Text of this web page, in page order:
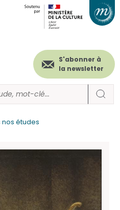
S'abonner à
la newsletter
études